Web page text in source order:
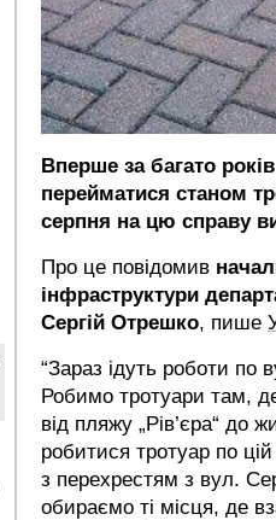
Вперше за багато
перейматися станом
серпня на цю справу
Про це повідомив
інфраструктури
Сергій Отрешко, пише
“Зараз ідуть роботи по
Робимо тротуари там, де
від пляжу „Рів’єра“ до
робитися тротуар по
з перехрестям з вул.
обираємо ті місця, де